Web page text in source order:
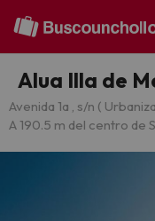
Alua Illa de
Avenida 1a , s/n (
A 190.5 m del centro de